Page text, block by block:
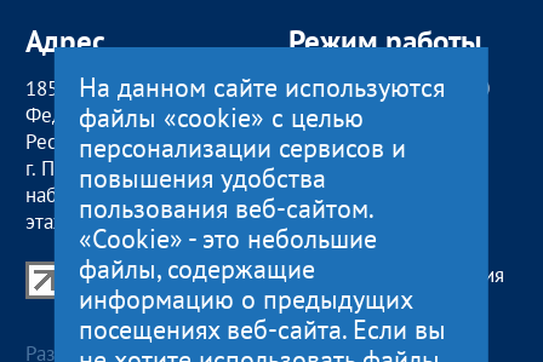
Адрес
185000, Российская
Федерация,
Республика Карелия
г. Петрозаводск,
наб. Гюллинга, 11 / 2
этаж, офис 2
Режим работы
пн — чт:09:00 — 18:00
пт:09:00 — 17:00
обед с 13:00 до 14:00
сб, вс
Центр поддержки экспорта Республики Карелия
© 2012—2024
Разработка и поддержка сайта — «Артлекс», г.
На данном сайте используются
файлы «cookie» с целью
персонализации сервисов и
повышения удобства
пользования веб-сайтом.
«Cookie» - это небольшие
файлы, содержащие
информацию о предыдущих
посещениях веб-сайта. Если вы